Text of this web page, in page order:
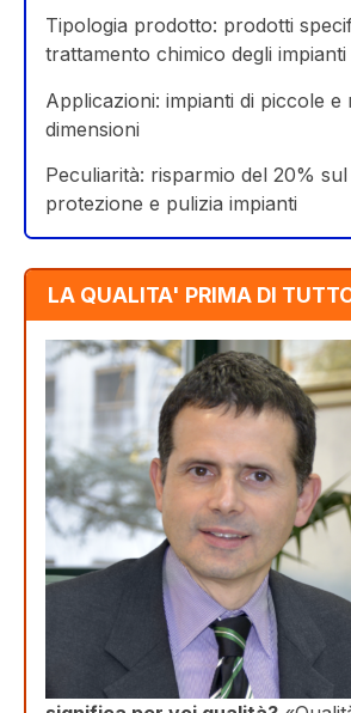
Tipologia prodotto: prodotti
trattamento chimico degli impianti
Applicazioni: impianti di piccole e
dimensioni
Peculiarità: risparmio del 20%
protezione e pulizia impianti
LA QUALITA' PRIMA DI